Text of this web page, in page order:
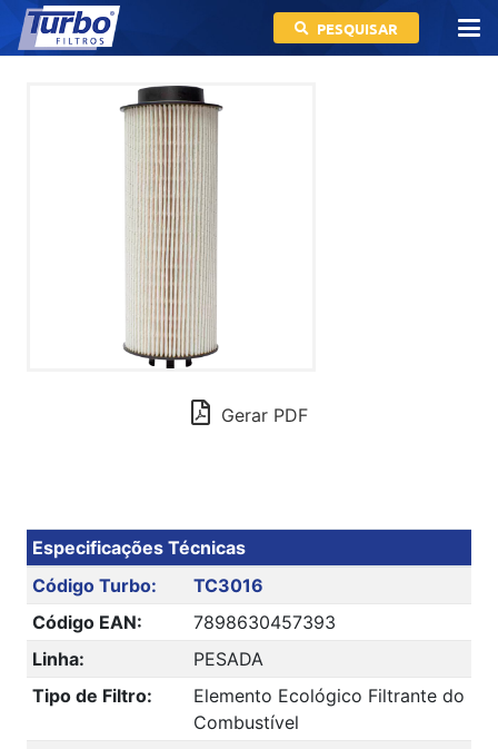
PESQUISAR
Gerar PDF
Especificações Técnicas
Código Turbo:
TC3016
Código EAN:
7898630457393
Linha:
PESADA
Tipo de Filtro:
Elemento Ecológico Filtrante do
Combustível